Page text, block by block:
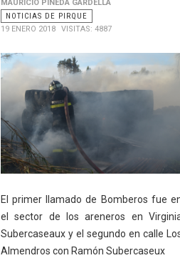
MAURICIO PINEDA GARDELLA
NOTICIAS DE PIRQUE
19 ENERO 2018
VISITAS: 4887
El primer llamado de Bomberos fue
el sector de los areneros en
Subercaseaux y el segundo en calle
Almendros con Ramón Subercaseux